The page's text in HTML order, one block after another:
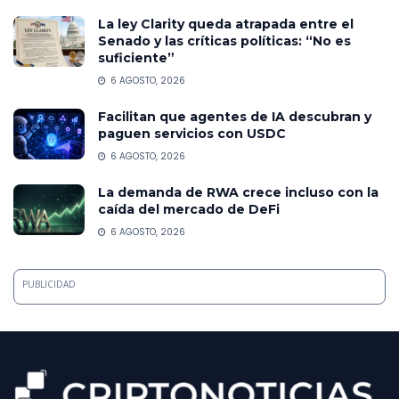
La ley Clarity queda atrapada entre el
Senado y las críticas políticas: “No es
suficiente”
6 AGOSTO, 2026
Facilitan que agentes de IA descubran y
paguen servicios con USDC
6 AGOSTO, 2026
La demanda de RWA crece incluso con la
caída del mercado de DeFi
6 AGOSTO, 2026
PUBLICIDAD